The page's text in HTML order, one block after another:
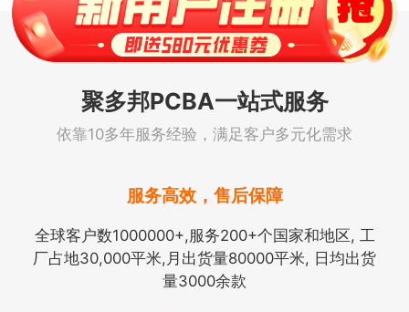
聚多邦PCBA一站式服务
依靠10多年服务经验，满足客户多元化需求
服务高效，售后保障
全球客户数1000000+,服务200+个国家和地区, 工
厂占地30,000平米,月出货量80000平米, 日均出货
量3000余款